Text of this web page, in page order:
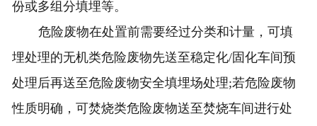
份或多组分填埋等。
危险废物在处置前需要经过分类和计量，可填
埋处理的无机类危险废物先送至稳定化/固化车间预
处理后再送至危险废物安全填埋场处理;若危险废物
性质明确，可焚烧类危险废物送至焚烧车间进行处